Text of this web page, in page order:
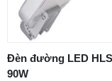
Đèn đường LED
90W